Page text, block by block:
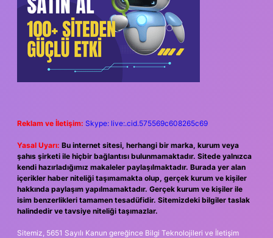
Reklam ve İletişim: Skype: live:.cid.575569c608265c69
Yasal Uyarı: Bu internet sitesi, herhangi bir marka, kurum veya
şahıs şirketi ile hiçbir bağlantısı bulunmamaktadır. Sitede yalnızca
kendi hazırladığımız makaleler paylaşılmaktadır. Burada yer alan
içerikler haber niteliği taşımamakta olup, gerçek kurum ve kişiler
hakkında paylaşım yapılmamaktadır. Gerçek kurum ve kişiler ile
isim benzerlikleri tamamen tesadüfidir. Sitemizdeki bilgiler taslak
halindedir ve tavsiye niteliği taşımazlar.
Sitemiz, 5651 Sayılı Kanun gereğince Bilgi Teknolojileri ve İletişim